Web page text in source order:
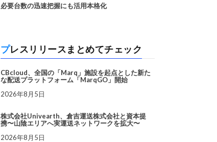
必要台数の迅速把握にも活用本格化
プレスリリースまとめてチェック
CBcloud、全国の「Marq」施設を起点とした新た
な配送プラットフォーム「MarqGO」開始
2026年8月5日
株式会社Univearth、倉吉運送株式会社と資本提
携〜山陰エリアへ実運送ネットワークを拡大〜
2026年8月5日